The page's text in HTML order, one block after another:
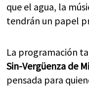
que el agua, la
tendrán un papel
La programación
Sin-Vergüenza de
pensada para